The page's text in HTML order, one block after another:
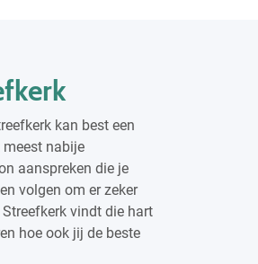
kan best een
nabije
aanspreken die je
volgen om er zeker
vindt die hart
hoe ook jij de beste